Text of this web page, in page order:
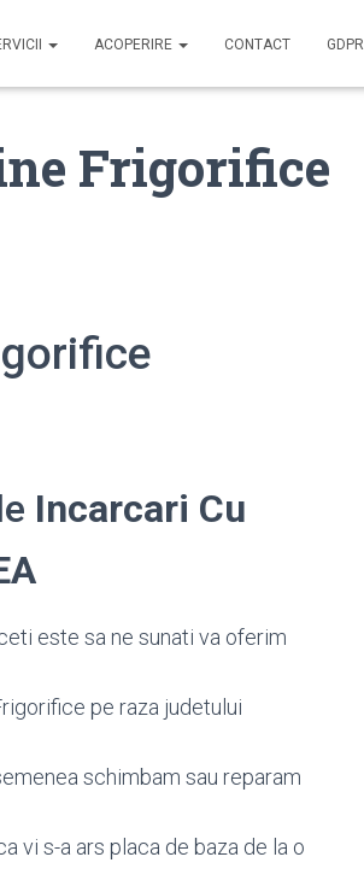
ACOPERIRE CONTACT GDPR
Frigorifice
Incarcari Cu
este sa ne sunati va oferim
pe raza judetului
schimbam sau reparam
vi s-a ars placa de baza de la o